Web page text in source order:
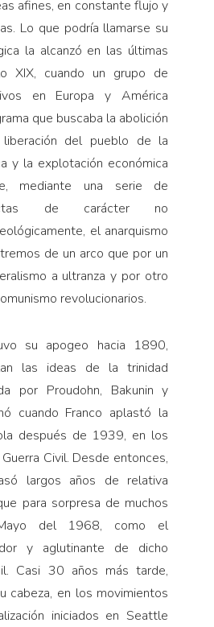
afines, en constante flujo y
Lo que podría llamarse su
la alcanzó en las últimas
XIX, cuando un grupo de
en Europa y América
que buscaba la abolición
del pueblo de la
y la explotación económica
mediante una serie de
de carácter no
el anarquismo
de un arco que por un
a ultranza y por otro
revolucionarios.
su apogeo hacia 1890,
las ideas de la trinidad
por Proudohn, Bakunin y
cuando Franco aplastó la
después de 1939, en los
Civil. Desde entonces,
largos años de relativa
para sorpresa de muchos
del 1968, como el
y aglutinante de dicho
Casi 30 años más tarde,
cabeza, en los movimientos
iniciados en Seattle